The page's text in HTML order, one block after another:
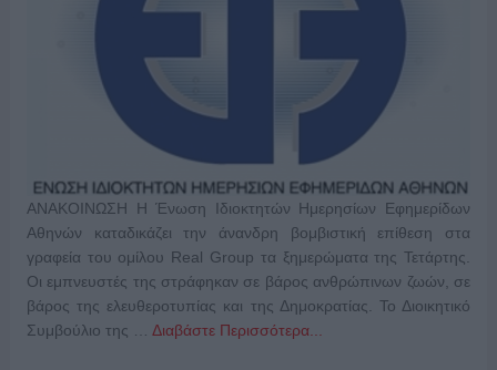
ΑΝΑΚΟΙΝΩΣΗ Η Ένωση Ιδιοκτητών Ημερησίων Εφημερίδων
Αθηνών καταδικάζει την άνανδρη βομβιστική επίθεση στα
γραφεία του ομίλου Real Group τα ξημερώματα της Τετάρτης.
Οι εμπνευστές της στράφηκαν σε βάρος ανθρώπινων ζωών, σε
βάρος της ελευθεροτυπίας και της Δημοκρατίας. Το Διοικητικό
Συμβούλιο της … Διαβάστε Περισσότερα...